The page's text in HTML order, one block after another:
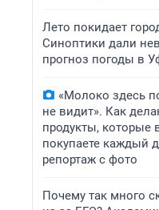
Лето покидает
Синоптики дали
прогноз погоды в
«Молоко здесь
не видит». Как
продукты, которые
покупаете каждый
репортаж с фото
Почему так много